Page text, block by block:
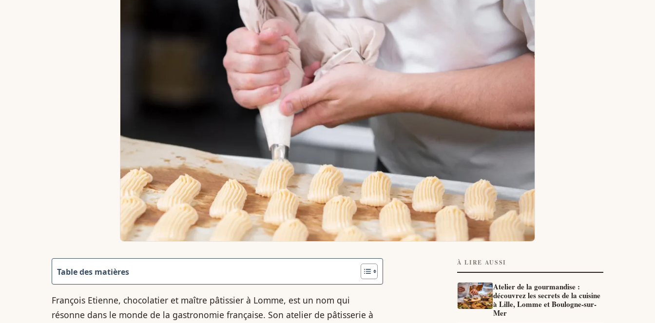
Table des matières
François Etienne, chocolatier et maître pâtissier à Lomme, est un nom qui
résonne dans le monde de la gastronomie française. Son atelier de pâtisserie à
À LIRE AUSSI
Atelier de la gourmandise :
découvrez les secrets de la cuisine
à Lille, Lomme et Boulogne-sur-
Mer